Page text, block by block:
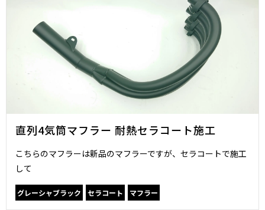
直列4気筒マフラー 耐熱セラコート施工
こちらのマフラーは新品のマフラーですが、セラコートで施工
して
グレーシャブラック セラコート マフラー